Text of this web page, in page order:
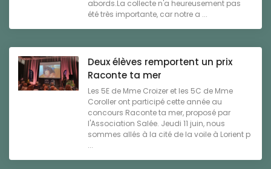
abords.La collecte n'a heureusement pas
été très importante, car notre a ...
Deux élèves remportent un prix
Raconte ta mer
Les 5E de Mme Croizer et les 5C de Mme
Coroller ont participé cette année au
concours Raconte ta mer, proposé par
l'Association Salée. Jeudi 11 juin, nous
sommes allés à la cité de la voile à Lorient p
...